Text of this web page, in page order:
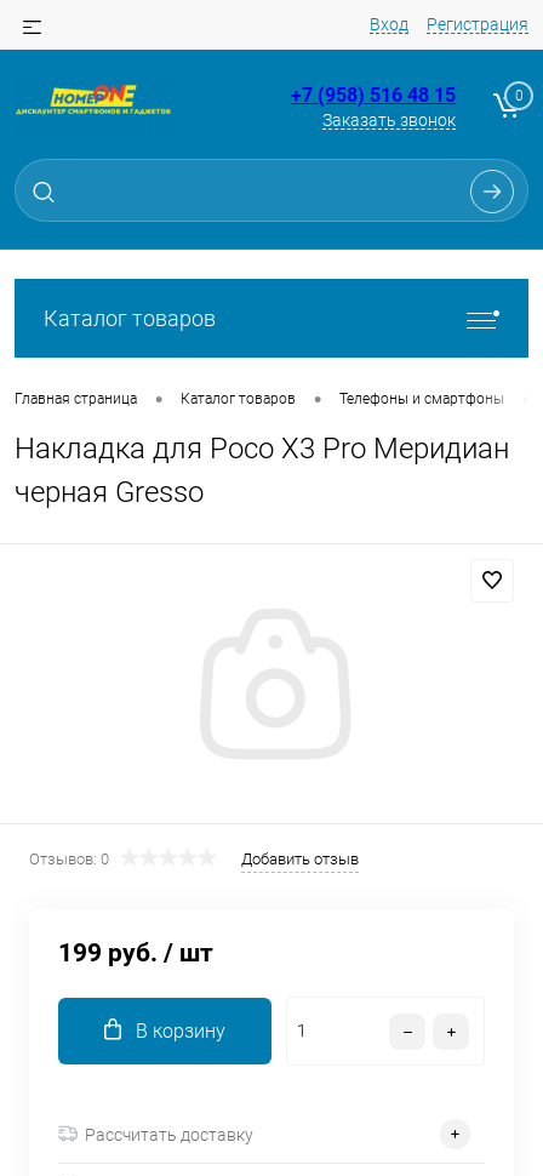
Вход Регистрация
+7 (958) 516 48 15
Заказать звонок
0
Каталог товаров
Главная страница • Каталог товаров • Телефоны и смартфоны
Накладка для Poco X3 Pro Меридиан
черная Gresso
Отзывов: 0 Добавить отзыв
199 руб. / шт
В корзину
Рассчитать доставку
Для клиентов всех банков
Разбейте
без переплат
Сегодня
выбранный способом
списываться
по25 %каждые 2 недели